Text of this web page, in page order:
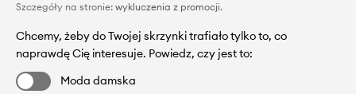
Szczegóły na stronie: wykluczenia z promocji.
Chcemy, żeby do Twojej skrzynki trafiało tylko to, co
naprawdę Cię interesuje. Powiedz, czy jest to:
Moda damska